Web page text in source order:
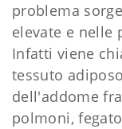
problema
elevate e nelle
Infatti viene
tessuto
dell'addome
polmoni,